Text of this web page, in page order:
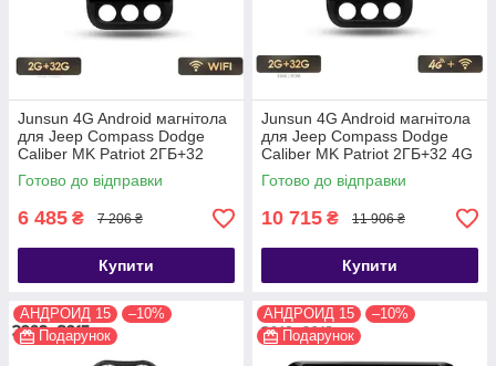
Junsun 4G Android магнітола
для Jeep Compass Dodge
Caliber MK Patriot 2ГБ+32
2009-15
Готово до відправки
6 485 ₴ 7 206 ₴
Купити
Junsun 4G Android магнітола
для Jeep Compass Dodge
Caliber MK Patriot 2ГБ+32 4G
2009-15
Готово до відправки
10 715 ₴ 11 906 ₴
Купити
АНДРОИД 15
–10%
Подарунок
АНДРОИД 15
–10%
Подарунок